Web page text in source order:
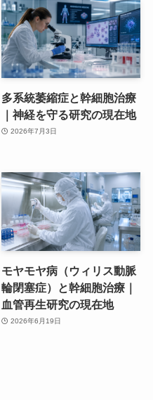
多系統萎縮症と幹細胞治療
｜神経を守る研究の現在地
2026年7月3日
モヤモヤ病（ウィリス動脈
輪閉塞症）と幹細胞治療｜
血管再生研究の現在地
2026年6月19日